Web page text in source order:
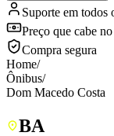
Suporte em todos
Preço que cabe
Compra segura
Home/
Ônibus/
Dom Macedo Costa
BA